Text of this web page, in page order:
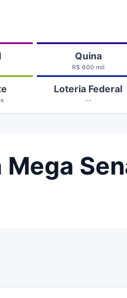
Quina
R$ 600 mil
Loteria Federal
--